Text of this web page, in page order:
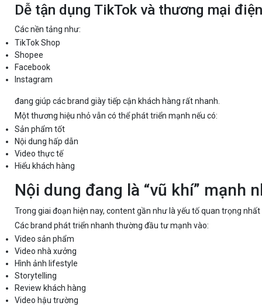
Dễ tận dụng TikTok và thương mại
Các nền tảng như:
TikTok Shop
Shopee
Facebook
Instagram
đang giúp các brand giày tiếp cận khách hàng rất nhanh.
Một thương hiệu nhỏ vẫn có thể phát triển mạnh nếu có:
Sản phẩm tốt
Nội dung hấp dẫn
Video thực tế
Hiểu khách hàng
Nội dung đang là “vũ khí” mạnh
Trong giai đoạn hiện nay, content gần như là yếu tố quan trọng
Các brand phát triển nhanh thường đầu tư mạnh vào:
Video sản phẩm
Video nhà xưởng
Hình ảnh lifestyle
Storytelling
Review khách hàng
Video hậu trường